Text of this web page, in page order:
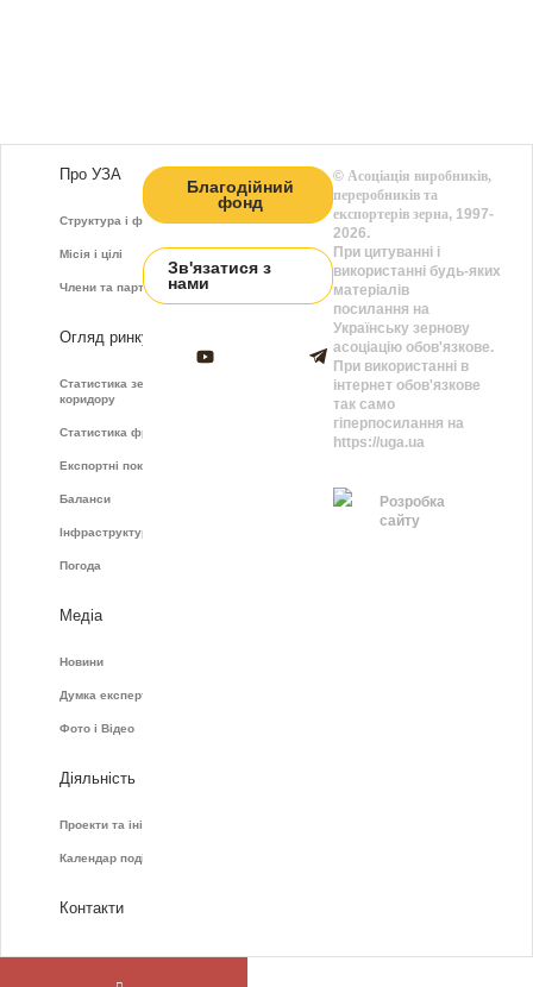
Про УЗА
Структура і функції
Місія і цілі
Члени та партнери
Огляд ринку
Статистика зернового
коридору
Статистика фрахту
Експортні показники
Баланси
Інфраструктура
Погода
Медіа
Новини
Думка експертів
Фото і Відео
Діяльність
Проекти та ініціативи
Календар подій
Контакти
Благодійний
фонд
Зв'язатися з
нами
©Асоціація виробників,
переробників та
експортерів зерна, 1997-
2026.
При цитуванні і
використанні будь-яких
матеріалів
посилання на
Українську зернову
асоціацію обов'язкове.
При використанні в
інтернет обов'язкове
так само
гіперпосилання на
https://uga.ua
Розробка
сайту